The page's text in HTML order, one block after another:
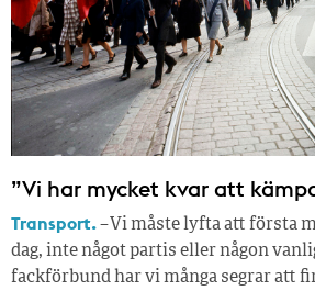
”Vi har mycket kvar att
Transport.– Vi måste lyfta att första
dag, inte något partis eller någon
fackförbund har vi många segrar att